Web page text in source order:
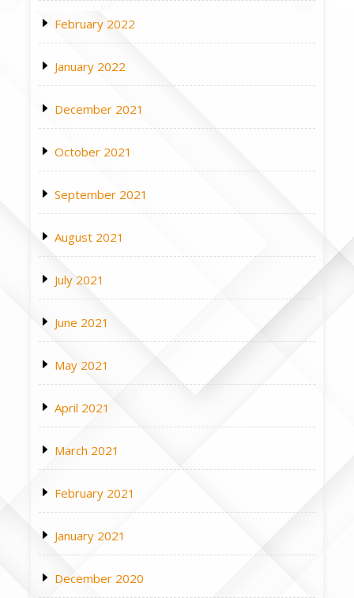
February 2022
January 2022
December 2021
October 2021
September 2021
August 2021
July 2021
June 2021
May 2021
April 2021
March 2021
February 2021
January 2021
December 2020